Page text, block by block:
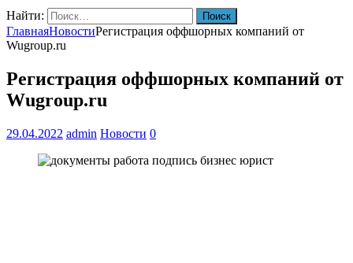
Найти:
ГлавнаяНовостиРегистрация оффшорных компаний от
Wugroup.ru
Регистрация оффшорных компаний от
Wugroup.ru
29.04.2022 admin Новости 0